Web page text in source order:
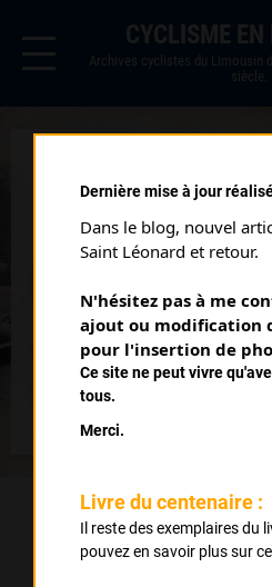
CYCLISME EN
Archives cyclistes du Limousin
siècle.
3 JOURS DE
Courses
13 septembre 2002
Dernière mise à jour
Dans le blog, nouvel
Saint Léonard et retour.
N'hésitez pas à me
ajout ou modification
pour l'insertion de
Ce site ne peut vivre
tous.
Merci.
Livre du centenaire :
Il reste des exemplaires du
pouvez en savoir plus sur